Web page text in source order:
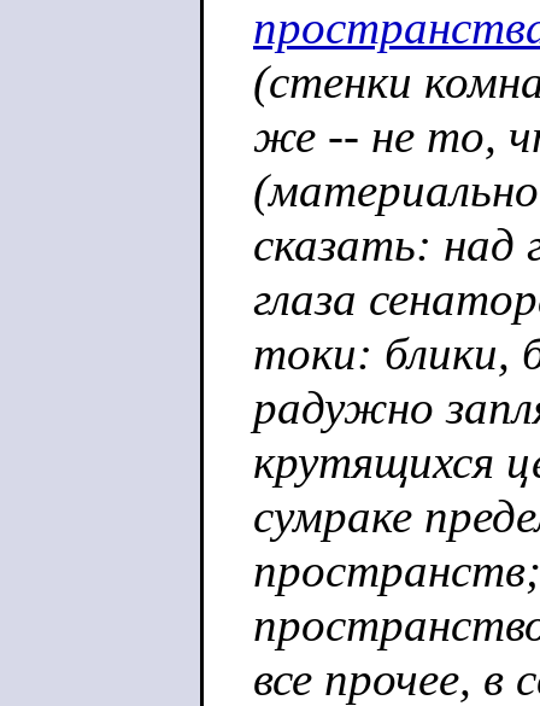
(стенки
же -- не то,
сказать: над
глаза
токи: блики,
радужно
крутящихся
сумраке
все прочее, в